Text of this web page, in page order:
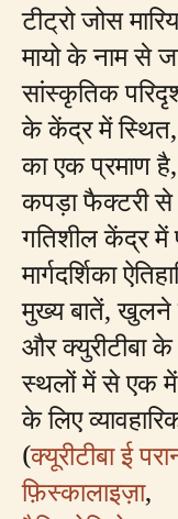
टीट्रो जोस
मायो के नाम से
सांस्कृतिक
के केंद्र में
का एक प्रमाण
कपड़ा फैक्टरी
गतिशील केंद्र में
मार्गदर्शिका
मुख्य बातें, खुलने
और क्युरीटीबा
स्थलों में से एक
के लिए
(क्यूरीटीबा ई
फ़िस्कालाइज़ा,